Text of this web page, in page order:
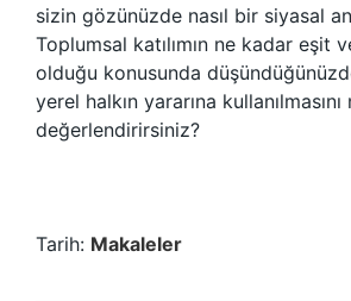
sizin gözünüzde nasıl bir siyasal
Toplumsal katılımın ne kadar eşit
olduğu konusunda
yerel halkın yararına kullanılmasını
değerlendirirsiniz?
Tarih: Makaleler